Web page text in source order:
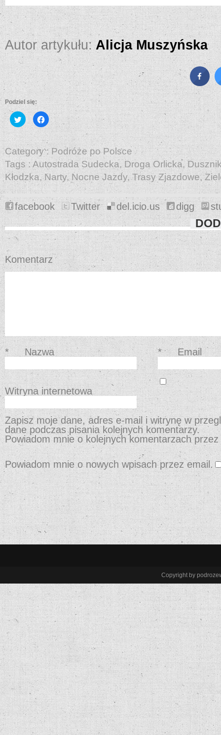
Autor artykułu: Alicja Muszyńska
Podziel się:
Udostępnij
na
Twitterze(Otwiera
w
nowym
oknie)
Kliknij,
aby
udostępnić
na
Facebooku(Otwiera
się
w
nowym
oknie)
Category : Podróże po Polsce
Tags : Autostrada Sudecka, Droga Orlicka,
Kłodzka,Narty, Nocne Jazdy,Trasy Zjazdowe,
facebook Twitter del.icio.us digg
Komentarz
Nazwa
* Email
*
Witryna internetowa
Zapisz moje dane, adres e-mail i witrynę w
dane podczas pisania kolejnych komentarzy.
Powiadom mnie o kolejnych komentarzach
Powiadom mnie o nowych wpisach przez email.
Copyright by